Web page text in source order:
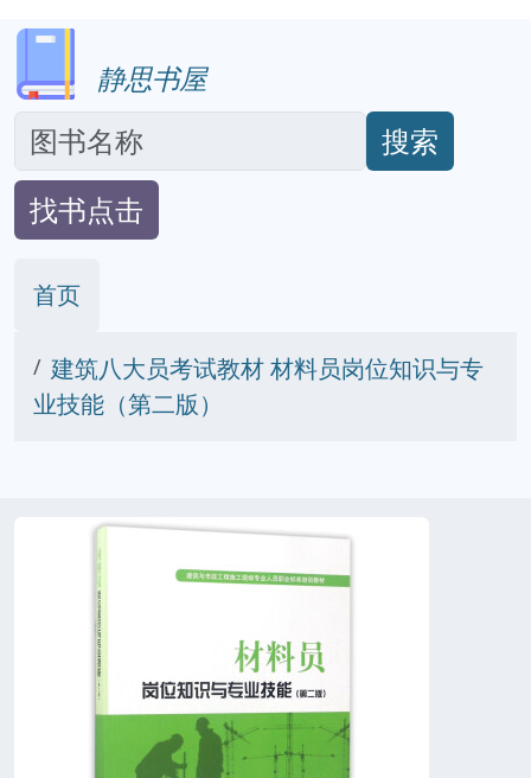
静思书屋
搜索
找书点击
首页
建筑八大员考试教材 材料员岗位知识与专
业技能（第二版）